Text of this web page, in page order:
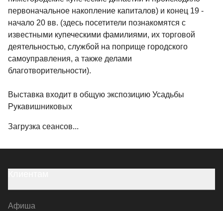
первоначальное накопление капиталов) и конец 19 -
начало 20 вв. (здесь посетители познакомятся с
известными купеческими фамилиями, их торговой
деятельностью, службой на поприще городского
самоуправления, а также делами
благотворительности).
Выставка входит в общую экспозицию Усадьбы
Рукавишниковых
Загрузка сеансов...
Афиша